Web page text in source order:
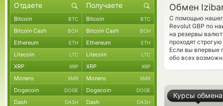
Обмен
С помощью
Revolut GBP по
на резервы
проходят
Если вы впервые
обо всех
Курсы обмена
Bitcoin BTC Bitcoin BTC
Bitcoin Cash BCH Bitcoin Cash BCH
Ethereum ETH Ethereum ETH
Litecoin LTC Litecoin LTC
XRP XRP XRP XRP
Monero XMR Monero XMR
Dogecoin DOGE Dogecoin DOGE
Dash DASH Dash DASH